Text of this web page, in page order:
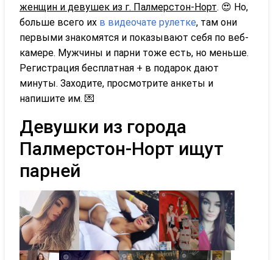
женщин и девушек из г. Палмерстон-Норт. 😍 Но,
больше всего их в видеочате рулетке, там они
первыми знакомятся и показывают себя по веб-
камере. Мужчины и парни тоже есть, но меньше.
Регистрация бесплатная + в подарок дают
минуты. Заходите, просмотрите анкеты и
напишите им. 💌
Девушки из города
Палмерстон-Норт ищут
парней